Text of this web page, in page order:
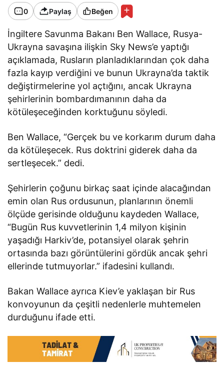
0 Paylaş Beğen
İngiltere Savunma Bakanı Ben Wallace, Rusya-
Ukrayna savaşına ilişkin Sky News’e yaptığı
açıklamada, Rusların planladıklarından çok daha
fazla kayıp verdiğini ve bunun Ukrayna’da taktik
değiştirmelerine yol açtığını, ancak Ukrayna
şehirlerinin bombardımanının daha da
kötüleşeceğinden korktuğunu söyledi.
Ben Wallace, “Gerçek bu ve korkarım durum daha
da kötüleşecek. Rus doktrini giderek daha da
sertleşecek.” dedi.
Şehirlerin çoğunu birkaç saat içinde alacağından
emin olan Rus ordusunun, planlarının önemli
ölçüde gerisinde olduğunu kaydeden Wallace,
“Bugün Rus kuvvetlerinin 1,4 milyon kişinin
yaşadığı Harkiv’de, potansiyel olarak şehrin
ortasında bazı görüntülerini gördük ancak şehri
ellerinde tutmuyorlar.” ifadesini kullandı.
Bakan Wallace ayrıca Kiev’e yaklaşan bir Rus
konvoyunun da çeşitli nedenlerle muhtemelen
durduğunu ifade etti.